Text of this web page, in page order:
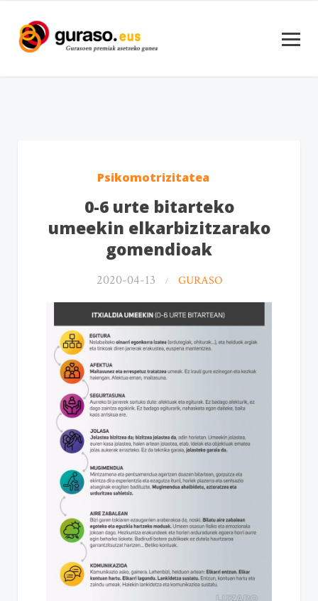
Psikomotrizitatea
0-6 urte bitarteko
umeekin elkarbizitzarako
gomendioak
2020-04-13 GURASO